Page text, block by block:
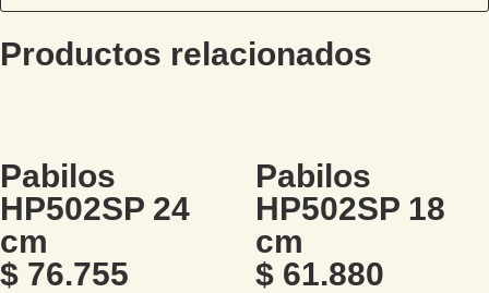
Productos relacionados
Pabilos
HP502SP 24
cm
$ 76.755
Pabilos
HP502SP 18
cm
$ 61.880